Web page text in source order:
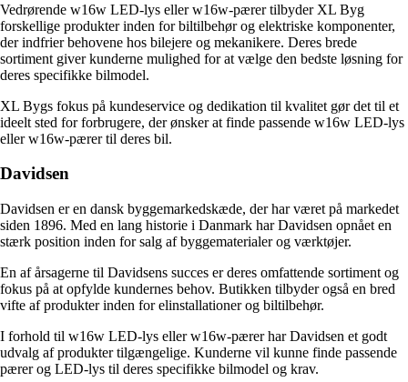
Vedrørende w16w LED-lys eller w16w-pærer tilbyder XL Byg
forskellige produkter inden for biltilbehør og elektriske komponenter,
der indfrier behovene hos bilejere og mekanikere. Deres brede
sortiment giver kunderne mulighed for at vælge den bedste løsning for
deres specifikke bilmodel.
XL Bygs fokus på kundeservice og dedikation til kvalitet gør det til et
ideelt sted for forbrugere, der ønsker at finde passende w16w LED-lys
eller w16w-pærer til deres bil.
Davidsen
Davidsen er en dansk byggemarkedskæde, der har været på markedet
siden 1896. Med en lang historie i Danmark har Davidsen opnået en
stærk position inden for salg af byggematerialer og værktøjer.
En af årsagerne til Davidsens succes er deres omfattende sortiment og
fokus på at opfylde kundernes behov. Butikken tilbyder også en bred
vifte af produkter inden for elinstallationer og biltilbehør.
I forhold til w16w LED-lys eller w16w-pærer har Davidsen et godt
udvalg af produkter tilgængelige. Kunderne vil kunne finde passende
pærer og LED-lys til deres specifikke bilmodel og krav.